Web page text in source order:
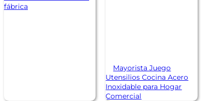
fábrica
Mayorista Juego
Utensilios Cocina Acero
Inoxidable para Hogar
Comercial